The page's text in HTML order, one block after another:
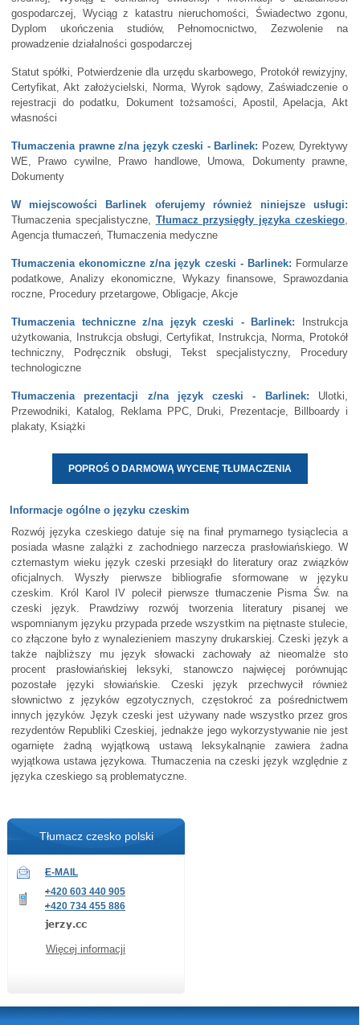
gospodarczej, Wyciąg z katastru nieruchomości, Świadectwo zgonu,
Dyplom ukończenia studiów, Pełnomocnictwo, Zezwolenie na
prowadzenie działalności gospodarczej
Statut spółki, Potwierdzenie dla urzędu skarbowego, Protokół rewizyjny,
Certyfikat, Akt założycielski, Norma, Wyrok sądowy, Zaświadczenie o
rejestracji do podatku, Dokument tożsamości, Apostil, Apelacja, Akt
własności
Tłumaczenia prawne z/na język czeski - Barlinek: Pozew, Dyrektywy
WE, Prawo cywilne, Prawo handlowe, Umowa, Dokumenty prawne,
Dokumenty
W miejscowości Barlinek oferujemy również niniejsze usługi:
Tłumaczenia specjalistyczne, Tłumacz przysięgły języka czeskiego,
Agencja tłumaczeń, Tłumaczenia medyczne
Tłumaczenia ekonomiczne z/na język czeski - Barlinek: Formularze
podatkowe, Analizy ekonomiczne, Wykazy finansowe, Sprawozdania
roczne, Procedury przetargowe, Obligacje, Akcje
Tłumaczenia techniczne z/na język czeski - Barlinek: Instrukcja
użytkowania, Instrukcja obsługi, Certyfikat, Instrukcja, Norma, Protokół
techniczny, Podręcznik obsługi, Tekst specjalistyczny, Procedury
technologiczne
Tłumaczenia prezentacji z/na język czeski - Barlinek: Ulotki,
Przewodniki, Katalog, Reklama PPC, Druki, Prezentacje, Billboardy i
plakaty, Książki
POPROŚ O DARMOWĄ WYCENĘ TŁUMACZENIA
Informacje ogólne o języku czeskim
Rozwój języka czeskiego datuje się na finał prymarnego tysiąclecia a
posiada własne zalążki z zachodniego narzecza prasłowiańskiego. W
czternastym wieku język czeski przesiąkł do literatury oraz związków
oficjalnych. Wyszły pierwsze bibliografie sformowane w języku
czeskim. Król Karol IV polecił pierwsze tłumaczenie Pisma Św. na
czeski język. Prawdziwy rozwój tworzenia literatury pisanej we
wspomnianym języku przypada przede wszystkim na piętnaste stulecie,
co złączone było z wynalezieniem maszyny drukarskiej. Czeski język a
także najbliższy mu język słowacki zachowały aż nieomalże sto
procent prasłowiańskiej leksyki, stanowczo najwięcej porównując
pozostałe języki słowiańskie. Czeski język przechwycił również
słownictwo z języków egzotycznych, częstokroć za pośrednictwem
innych języków. Język czeski jest używany nade wszystko przez gros
rezydentów Republiki Czeskiej, jednakże jego wykorzystywanie nie jest
ogarnięte żadną wyjątkową ustawą leksykalnąnie zawiera żadna
wyjątkowa ustawa językowa. Tłumaczenia na czeski język względnie z
języka czeskiego są problematyczne.
Tłumacz czesko polski
E-MAIL
+420 603 440 905
+420 734 455 886
Więcej informacji